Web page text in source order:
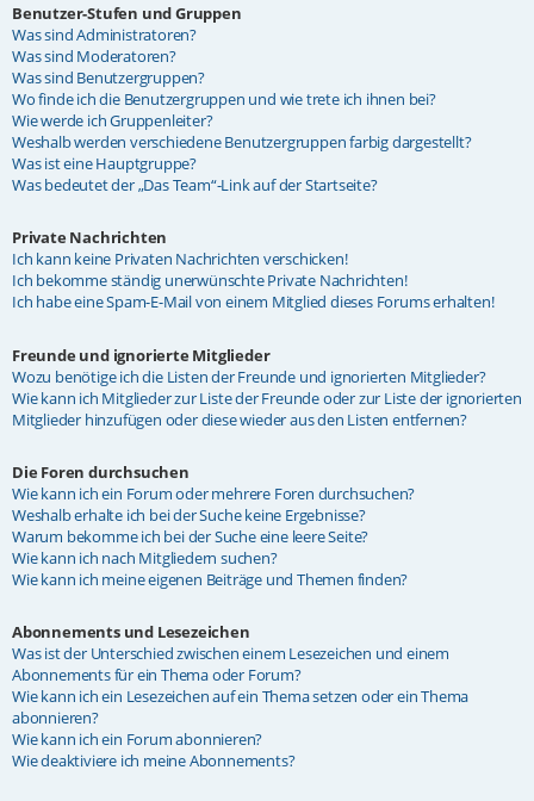
Benutzer-Stufen und Gruppen
Was sind Administratoren?
Was sind Moderatoren?
Was sind Benutzergruppen?
Wo finde ich die Benutzergruppen und wie trete ich ihnen bei?
Wie werde ich Gruppenleiter?
Weshalb werden verschiedene Benutzergruppen farbig dargestellt?
Was ist eine Hauptgruppe?
Was bedeutet der „Das Team“-Link auf der Startseite?
Private Nachrichten
Ich kann keine Privaten Nachrichten verschicken!
Ich bekomme ständig unerwünschte Private Nachrichten!
Ich habe eine Spam-E-Mail von einem Mitglied dieses Forums erhalten!
Freunde und ignorierte Mitglieder
Wozu benötige ich die Listen der Freunde und ignorierten Mitglieder?
Wie kann ich Mitglieder zur Liste der Freunde oder zur Liste der ignorierten
Mitglieder hinzufügen oder diese wieder aus den Listen entfernen?
Die Foren durchsuchen
Wie kann ich ein Forum oder mehrere Foren durchsuchen?
Weshalb erhalte ich bei der Suche keine Ergebnisse?
Warum bekomme ich bei der Suche eine leere Seite?
Wie kann ich nach Mitgliedern suchen?
Wie kann ich meine eigenen Beiträge und Themen finden?
Abonnements und Lesezeichen
Was ist der Unterschied zwischen einem Lesezeichen und einem
Abonnements für ein Thema oder Forum?
Wie kann ich ein Lesezeichen auf ein Thema setzen oder ein Thema
abonnieren?
Wie kann ich ein Forum abonnieren?
Wie deaktiviere ich meine Abonnements?